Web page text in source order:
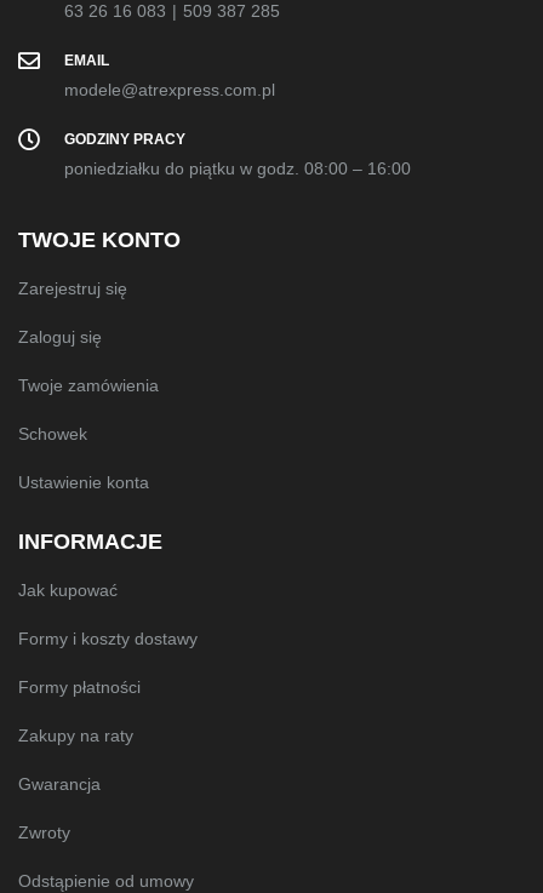
63 26 16 083 | 509 387 285
EMAIL
modele@atrexpress.com.pl
GODZINY PRACY
poniedziałku do piątku w godz. 08:00 – 16:00
TWOJE KONTO
Zarejestruj się
Zaloguj się
Twoje zamówienia
Schowek
Ustawienie konta
INFORMACJE
Jak kupować
Formy i koszty dostawy
Formy płatności
Zakupy na raty
Gwarancja
Zwroty
Odstąpienie od umowy